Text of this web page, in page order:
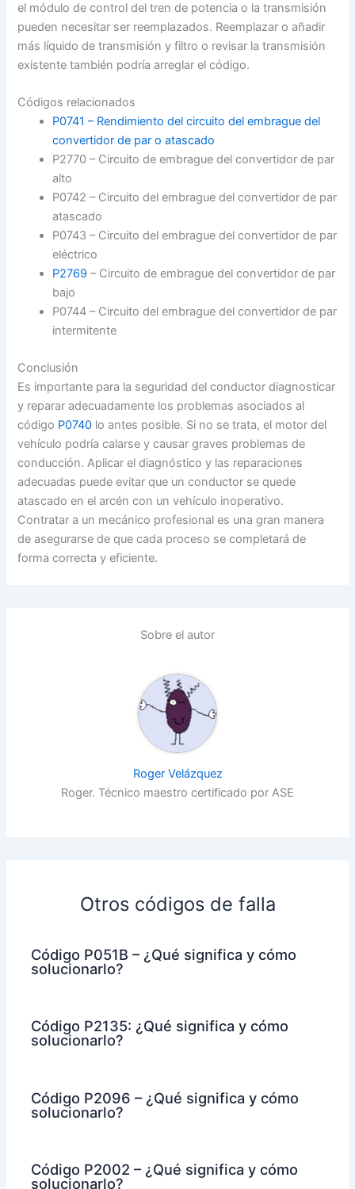
el módulo de control del tren de potencia o la transmisión
pueden necesitar ser reemplazados. Reemplazar o añadir
más líquido de transmisión y filtro o revisar la transmisión
existente también podría arreglar el código.
Códigos relacionados
P0741 – Rendimiento del circuito del embrague del
convertidor de par o atascado
P2770 – Circuito de embrague del convertidor de par
alto
P0742 – Circuito del embrague del convertidor de par
atascado
P0743 – Circuito del embrague del convertidor de par
eléctrico
P2769 – Circuito de embrague del convertidor de par
bajo
P0744 – Circuito del embrague del convertidor de par
intermitente
Conclusión
Es importante para la seguridad del conductor diagnosticar
y reparar adecuadamente los problemas asociados al
código P0740 lo antes posible. Si no se trata, el motor del
vehículo podría calarse y causar graves problemas de
conducción. Aplicar el diagnóstico y las reparaciones
adecuadas puede evitar que un conductor se quede
atascado en el arcén con un vehículo inoperativo.
Contratar a un mecánico profesional es una gran manera
de asegurarse de que cada proceso se completará de
forma correcta y eficiente.
Sobre el autor
Roger Velázquez
Roger. Técnico maestro certificado por ASE
Otros códigos de falla
Código P051B – ¿Qué significa y cómo
solucionarlo?
Código P2135: ¿Qué significa y cómo
solucionarlo?
Código P2096 – ¿Qué significa y cómo
solucionarlo?
Código P2002 – ¿Qué significa y cómo
solucionarlo?